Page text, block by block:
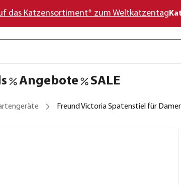
das Katzensortiment* zum Weltkatzentag
Angebote SALE
Freund Victoria Spatenstiel für